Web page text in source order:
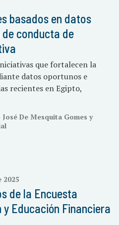
basados en datos
conducta de
que fortalecen la
datos oportunos e
recientes en Egipto,
De Mesquita Gomes y
2025
de la Encuesta
Educación Financiera